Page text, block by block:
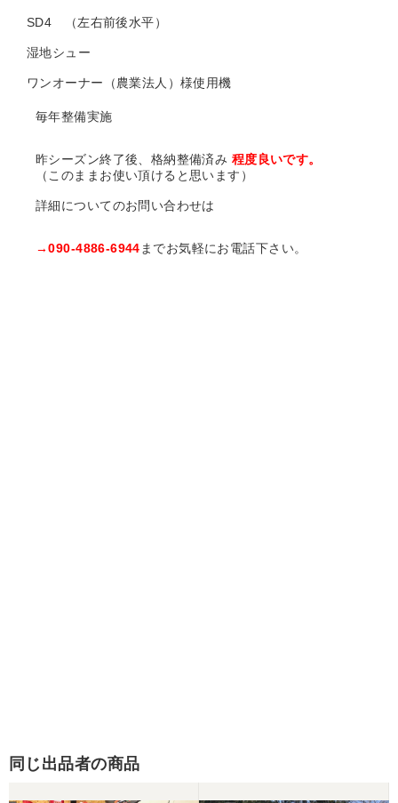
SD4 （左右前後水平）
湿地シュー
ワンオーナー（農業法人）様使用機
毎年整備実施
昨シーズン終了後、格納整備済み 程度良いです。
（このままお使い頂けると思います）
詳細についてのお問い合わせは
→090-4886-6944 までお気軽にお電話下さい。
同じ出品者の商品